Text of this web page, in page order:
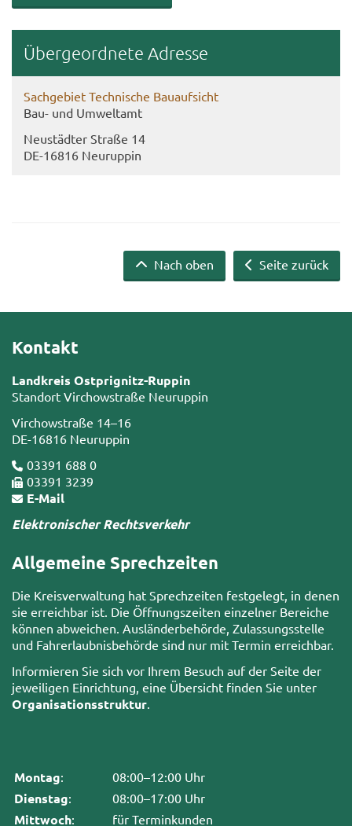
Über­ge­ord­ne­te Adres­se
Sach­ge­biet Tech­ni­sche Bau­auf­sicht
Bau- und Um­welt­amt
Neu­städ­ter Stra­ße 14
DE-​16816 Neu­rup­pin
Seite zurück
Nach oben
Kontakt
Landkreis Ostprignitz-Ruppin
Standort Virchowstraße Neuruppin
Virchowstraße 14–16
DE-16816 Neuruppin
03391 688 0
03391 3239
E-Mail
Elektronischer Rechtsverkehr
Allgemeine Sprechzeiten
Die Kreisverwaltung hat Sprechzeiten festgelegt, in denen
sie erreichbar ist. Die Öffnungszeiten einzelner Bereiche
können abweichen. Ausländerbehörde, Zulassungsstelle
und Fahrerlaubnisbehörde sind nur mit Termin erreichbar.
Informieren Sie sich vor Ihrem Besuch auf der Seite der
jeweiligen Einrichtung, eine Übersicht finden Sie unter
Organisationsstruktur
Montag: 08:00–12:00 Uhr
Dienstag: 08:00–17:00 Uhr
Mittwoch: für Terminkunden